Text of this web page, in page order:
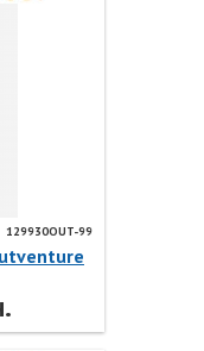
129930OUT-99